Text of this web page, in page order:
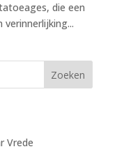
die een
Zoeken
Vrede